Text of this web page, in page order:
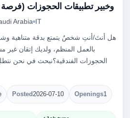
وخبير تطبيقات الحجوزات
Arabia IT
بالعمل المنظم، ولديك إتقان غير
الحجوزات الفندقية؟نبحث في نحن
Posted2026-07-10 Openings1